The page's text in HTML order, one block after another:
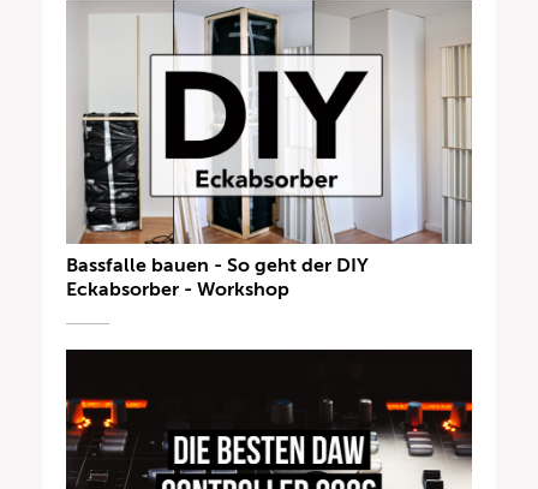
Bassfalle bauen - So geht der DIY
Eckabsorber - Workshop